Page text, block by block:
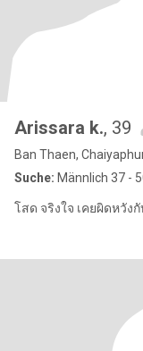
Arissara k., 39
Ban Thaen,
Suche: Männlich 37 -
โสด จริงใจ เคยผิดหวัง